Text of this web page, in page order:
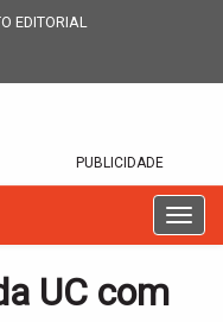
EDITORIAL
PUBLICIDADE
T
o
UC com